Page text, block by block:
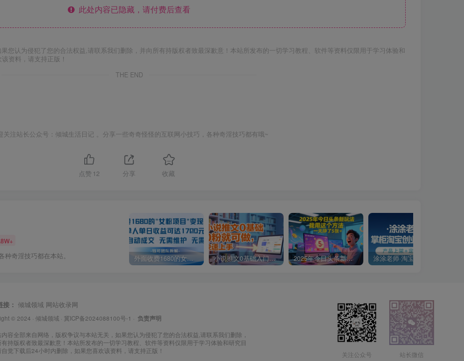
此处内容已隐藏，请付费后查看
您认为侵犯了您的合法权益,请联系我们删除，并向所有持版权者致最深歉意！本站所发布的一切学习教程、软件等资料仅限用于学习体验和
资料，请支持正版！
THE END
关注站长公众号：倾城生活日记 。分享一些奇奇怪怪的互联网小技巧，各种奇淫技巧都有哦~
点赞 12 分享 收藏
奇淫技巧都在本站。 外面收费1680的女粉项目变现，单人单日收益可达1.7k，全自动成交无需维护 小说推文0基础入门教程，0粉就可做，快速上手 2025年今日头条新玩法，我用这个方法，一天挣了5张+
： 倾城领域 网站收录网
© 2024 · 倾城领域 · 冀ICP备2024088100号-1 · 负责声明
容全部来自网络，版权争议与本站无关，如果您认为侵犯了您的合法权益,请联系我们删除，
有持版权者致最深歉意！本站所发布的一切学习教程、软件等资料仅限用于学习体验和研究目
自觉下载后24小时内删除，如果您喜欢该资料，请支持正版！
关注公众号 站长微信